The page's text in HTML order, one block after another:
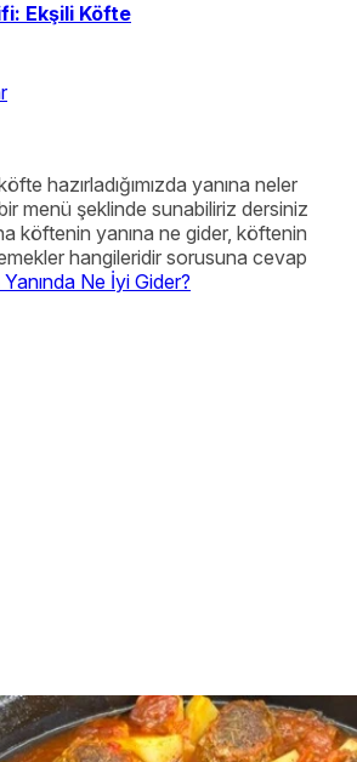
Ekşili Köfte
hazırladığımızda yanına neler
menü şeklinde sunabiliriz dersiniz
köftenin yanına ne gider, köftenin
hangileridir sorusuna cevap
Ne İyi Gider?